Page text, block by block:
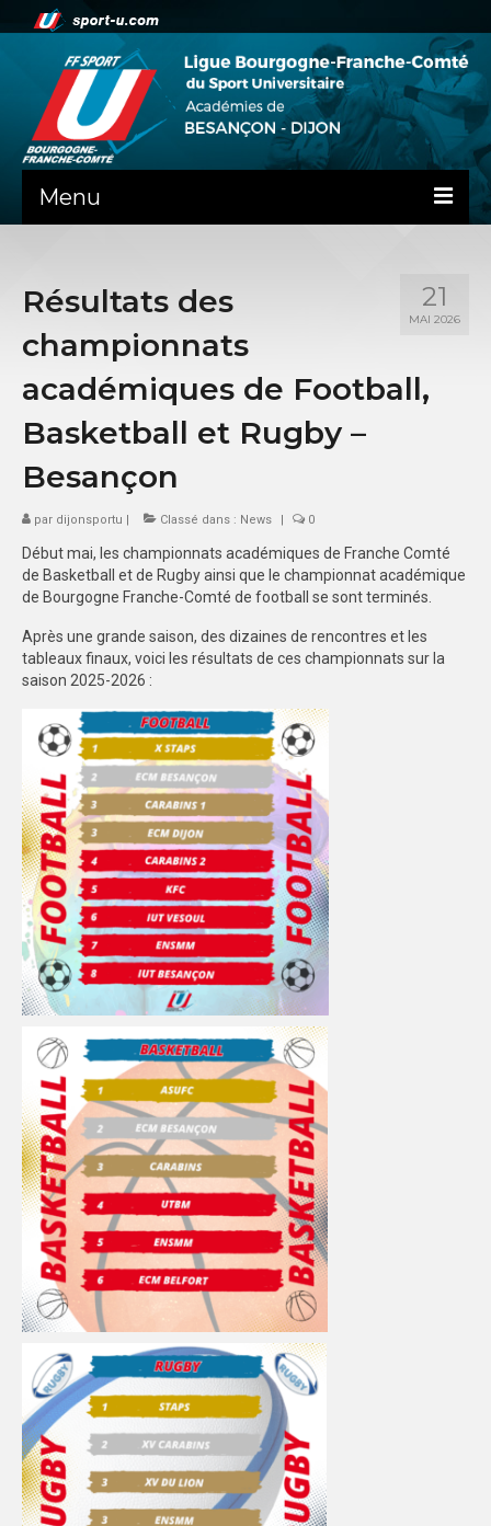
Menu
PRÉSENTATION
PEPS DIJON
ADMINISTRATIF
BESANÇON
DIJON
SPORTS CO
BESANÇON
SPORTS IND
BESANÇON
DIJON
COMMUNICATION
PALMARES
MAG DU SPORT-U
PHOTOTHÈQUE
BESANÇON
DIJON
VIDÉOTHÈQUE
LOGOTHÈQUE
AFFICHES
PARTENAIRES
21
MAI 2026
Résultats des
championnats
académiques de Football,
Basketball et Rugby –
Besançon
par dijonsportu | Classé dans : News | 0
Début mai, les championnats académiques de Franche Comté
de Basketball et de Rugby ainsi que le championnat académique
de Bourgogne Franche-Comté de football se sont terminés.
Après une grande saison, des dizaines de rencontres et les
tableaux finaux, voici les résultats de ces championnats sur la
saison 2025-2026 :